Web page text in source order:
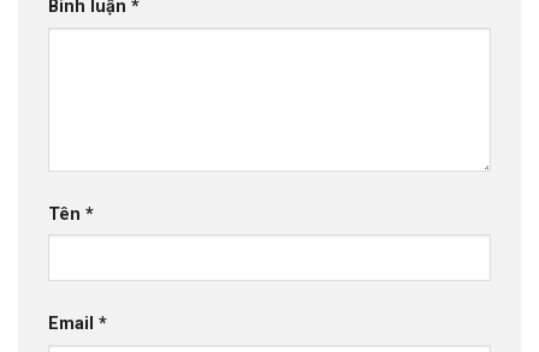
Bình luận *
Tên *
Email *